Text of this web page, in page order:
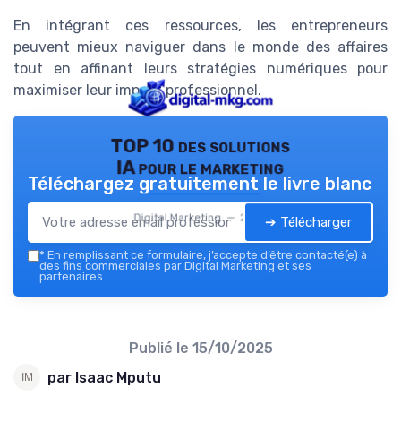
En intégrant ces ressources, les entrepreneurs
peuvent mieux naviguer dans le monde des affaires
tout en affinant leurs stratégies numériques pour
maximiser leur impact professionnel.
TOP 10 des solutions
IA pour le marketing
Digital Marketing — 2026
Téléchargez gratuitement le livre blanc
➔ Télécharger
* En remplissant ce formulaire, j’accepte d’être contacté(e) à
des fins commerciales par Digital Marketing et ses
partenaires.
Publié le 15/10/2025
par Isaac Mputu